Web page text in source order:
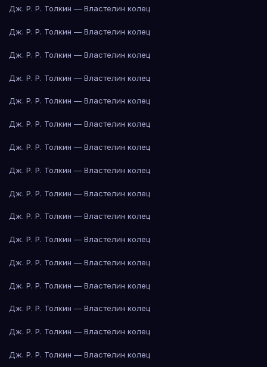
Дж. Р. Р. Толкин — Властелин колец
Дж. Р. Р. Толкин — Властелин колец
Дж. Р. Р. Толкин — Властелин колец
Дж. Р. Р. Толкин — Властелин колец
Дж. Р. Р. Толкин — Властелин колец
Дж. Р. Р. Толкин — Властелин колец
Дж. Р. Р. Толкин — Властелин колец
Дж. Р. Р. Толкин — Властелин колец
Дж. Р. Р. Толкин — Властелин колец
Дж. Р. Р. Толкин — Властелин колец
Дж. Р. Р. Толкин — Властелин колец
Дж. Р. Р. Толкин — Властелин колец
Дж. Р. Р. Толкин — Властелин колец
Дж. Р. Р. Толкин — Властелин колец
Дж. Р. Р. Толкин — Властелин колец
Дж. Р. Р. Толкин — Властелин колец